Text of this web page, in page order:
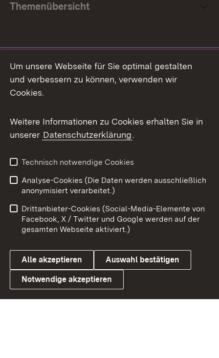
Themenübersicht
Facebook
X / Twitter
Youtube
Link zum Landesportal
Impressum
Kontakt
Barrierefreiheit
Datenschutz
Cookies
Um unsere Webseite für Sie optimal gestalten
und verbessern zu können, verwenden wir
Cookies.
Weitere Informationen zu Cookies erhalten Sie in
unserer Datenschutzerklärung.
Technisch notwendige Cookies
Analyse-Cookies (Die Daten werden ausschließlich
anonymisiert verarbeitet.)
Drittanbieter-Cookies (Social-Media-Elemente von
Facebook, X / Twitter und Google werden auf der
gesamten Webseite aktiviert.)
Alle akzeptieren Auswahl bestätigen
Notwendige akzeptieren